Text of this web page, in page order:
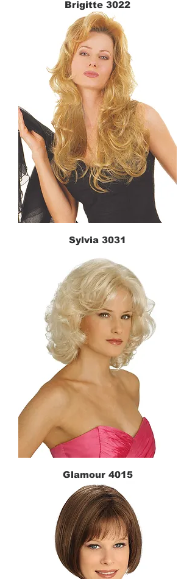
Brigitte 3022
Sylvia 3031
Glamour 4015